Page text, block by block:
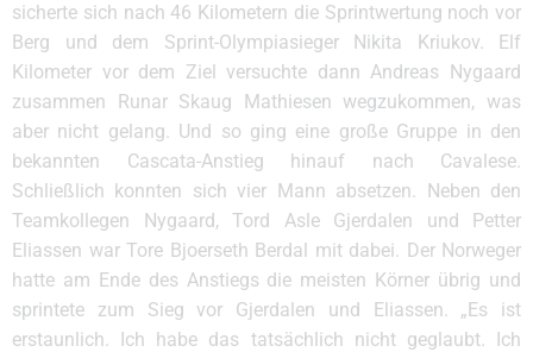
sicherte sich nach 46 Kilometern die Sprintwertung noch vor
Berg und dem Sprint-Olympiasieger Nikita Kriukov. Elf
Kilometer vor dem Ziel versuchte dann Andreas Nygaard
zusammen Runar Skaug Mathiesen wegzukommen, was
aber nicht gelang. Und so ging eine große Gruppe in den
bekannten Cascata-Anstieg hinauf nach Cavalese.
Schließlich konnten sich vier Mann absetzen. Neben den
Teamkollegen Nygaard, Tord Asle Gjerdalen und Petter
Eliassen war Tore Bjoerseth Berdal mit dabei. Der Norweger
hatte am Ende des Anstiegs die meisten Körner übrig und
sprintete zum Sieg vor Gjerdalen und Eliassen. „Es ist
erstaunlich. Ich habe das tatsächlich nicht geglaubt. Ich